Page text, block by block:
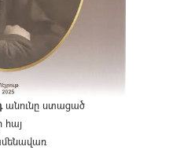
անունը ստացած
հայ